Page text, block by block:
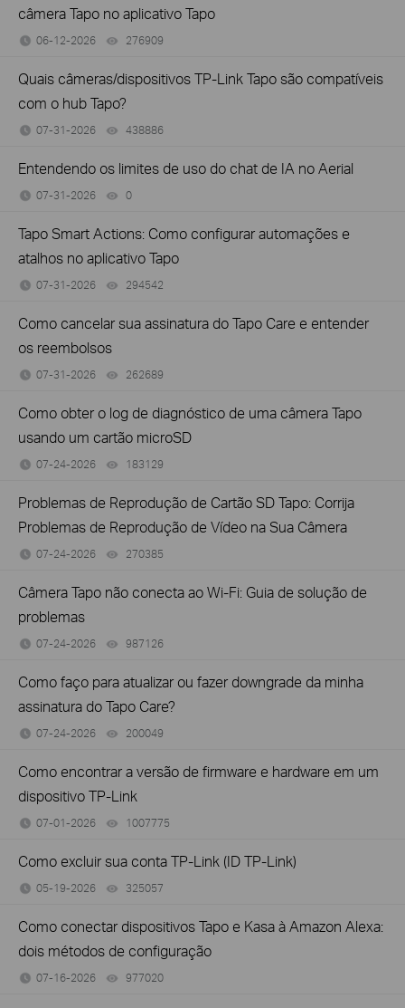
câmera Tapo no aplicativo Tapo
06-12-2026 276909
Quais câmeras/dispositivos TP-Link Tapo são compatíveis
com o hub Tapo?
07-31-2026 438886
Entendendo os limites de uso do chat de IA no Aerial
07-31-2026 0
Tapo Smart Actions: Como configurar automações e
atalhos no aplicativo Tapo
07-31-2026 294542
Como cancelar sua assinatura do Tapo Care e entender
os reembolsos
07-31-2026 262689
Como obter o log de diagnóstico de uma câmera Tapo
usando um cartão microSD
07-24-2026 183129
Problemas de Reprodução de Cartão SD Tapo: Corrija
Problemas de Reprodução de Vídeo na Sua Câmera
07-24-2026 270385
Câmera Tapo não conecta ao Wi-Fi: Guia de solução de
problemas
07-24-2026 987126
Como faço para atualizar ou fazer downgrade da minha
assinatura do Tapo Care?
07-24-2026 200049
Como encontrar a versão de firmware e hardware em um
dispositivo TP-Link
07-01-2026 1007775
Como excluir sua conta TP-Link (ID TP-Link)
05-19-2026 325057
Como conectar dispositivos Tapo e Kasa à Amazon Alexa:
dois métodos de configuração
07-16-2026 977020